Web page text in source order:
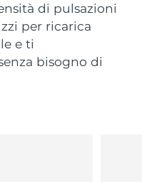
di pulsazioni
per ricarica
e ti
bisogno di